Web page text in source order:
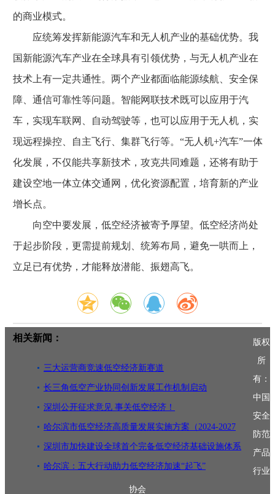
的商业模式。
应统筹发挥新能源汽车和无人机产业的基础优势。我
国新能源汽车产业在全球具有引领优势，与无人机产业在
技术上有一定共通性。两个产业都面临能源续航、安全保
障、通信可靠性等问题。智能网联技术既可以应用于汽
车，实现车联网、自动驾驶等，也可以应用于无人机，实
现远程操控、自主飞行、集群飞行等。“无人机+汽车”一体
化发展，不仅能共享新技术，攻克共同难题，还将有助于
建设空地一体立体交通网，优化资源配置，培育新的产业
增长点。
向空中要发展，低空经济被寄予厚望。低空经济尚处
于起步阶段，更需提前规划、统筹布局，避免一哄而上，
立足已有优势，才能释放潜能、振翅高飞。
相关新闻：
三大运营商竞速低空经济新赛道
长三角低空产业协同创新发展工作机制启动
深圳公开征求意见 事关低空经济！
哈尔滨市低空经济高质量发展实施方案（2024-2027
年）
深圳市加快建设全球首个完备低空经济基础设施体系
哈尔滨：五大行动助力低空经济加速“起飞”
版权
所
有：
中国
安全
防范
产品
行业
协会